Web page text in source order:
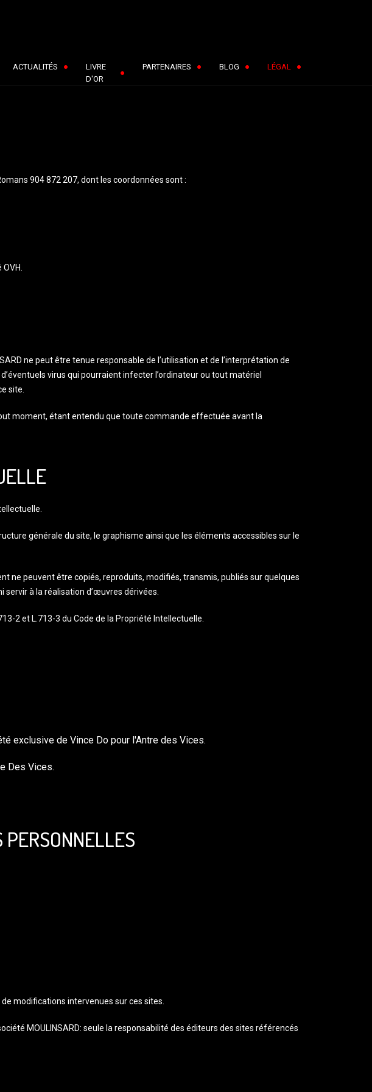
ACTUALITÉS
LIVRE
D'OR
PARTENAIRES BLOG LÉGAL
904 872 207, dont les coordonnées sont :
ne peut être tenue responsable de l’utilisation et de l’interprétation de
virus qui pourraient infecter l’ordinateur ou tout matériel
site.
moment, étant entendu que toute commande effectuée avant la
générale du site, le graphisme ainsi que les éléments accessibles sur le
ne peuvent être copiés, reproduits, modifiés, transmis, publiés sur quelques
à la réalisation d’œuvres dérivées.
2 et L.713-3 du Code de la Propriété Intellectuelle.
exclusive de Vince Do pour l'Antre des Vices.
Des Vices.
modifications intervenues sur ces sites.
MOULINSARD: seule la responsabilité des éditeurs des sites référencés